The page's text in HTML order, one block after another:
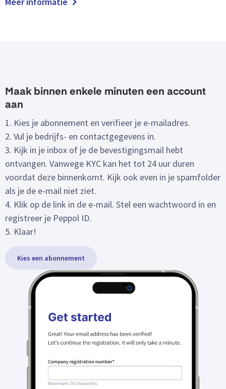
Maak binnen enkele minuten een account
aan
1. Kies je abonnement en verifieer je e-mailadres.
2. Vul je bedrijfs- en contactgegevens in.
3. Kijk in je inbox of je de bevestigingsmail hebt
ontvangen. Vanwege KYC kan het tot 24 uur duren
voordat deze binnenkomt. Kijk ook even in je spamfolder
als je de e-mail niet ziet.
4. Klik op de link in de e-mail. Stel een wachtwoord in en
registreer je Peppol ID.
5. Klaar!
Kies een abonnement